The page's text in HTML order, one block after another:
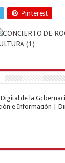
Pinterest
Digital de la
e Información |